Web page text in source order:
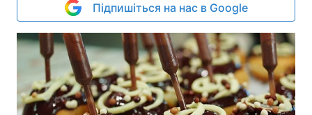
Підпишіться на нас в Google